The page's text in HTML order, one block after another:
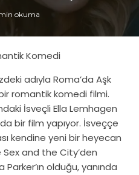
okuma
Komedi
adıyla Roma’da Aşk
romantik komedi filmi.
İsveçli Ella Lemhagen
bir film yapıyor. İsveççe
kendine yeni bir heyecan
Sex and the City’den
Parker’ın olduğu, yanında